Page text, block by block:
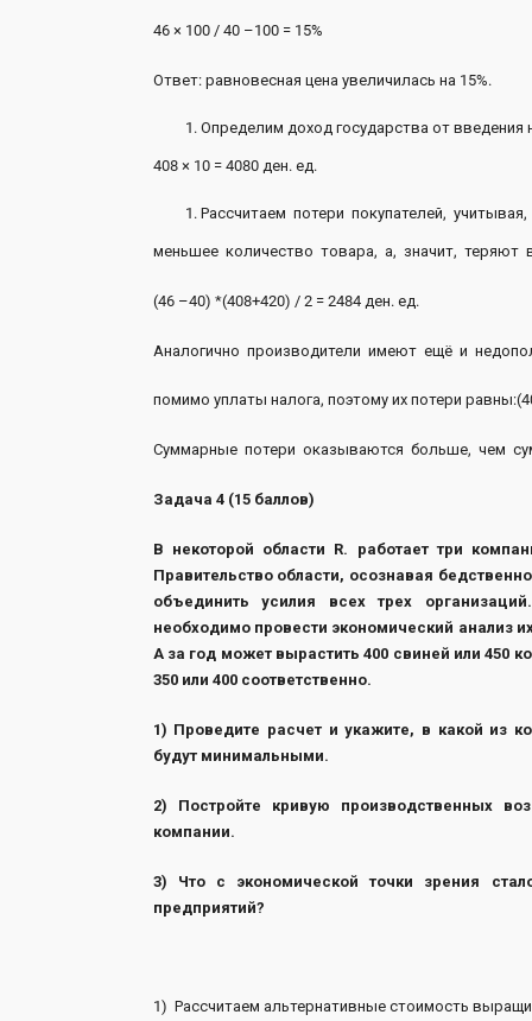
46 × 100 / 40
Ответ: равновесная цена
Определим доход государства от введения
408 × 10 =
Рассчитаем потери покупателей,
меньшее количество товара, а, значит, теряют
(46 –40) *(408+420) /
Аналогично производители имеют ещё и
помимо уплаты налога, поэтому их потери
Суммарные потери оказываются больше, чем
Задача 4 (15 баллов)
В некоторой области R. работает три
Правительство области, осознавая
объединить усилия всех трех
необходимо провести экономический анализ
А за год может вырастить 400 свиней или 450
350 или 400 соответственно.
1) Проведите расчет и укажите, в какой из
будут минимальными.
2) Постройте кривую производственных
компании.
3) Что с экономической точки зрения
предприятий?
1) Рассчитаем альтернативные стоимость